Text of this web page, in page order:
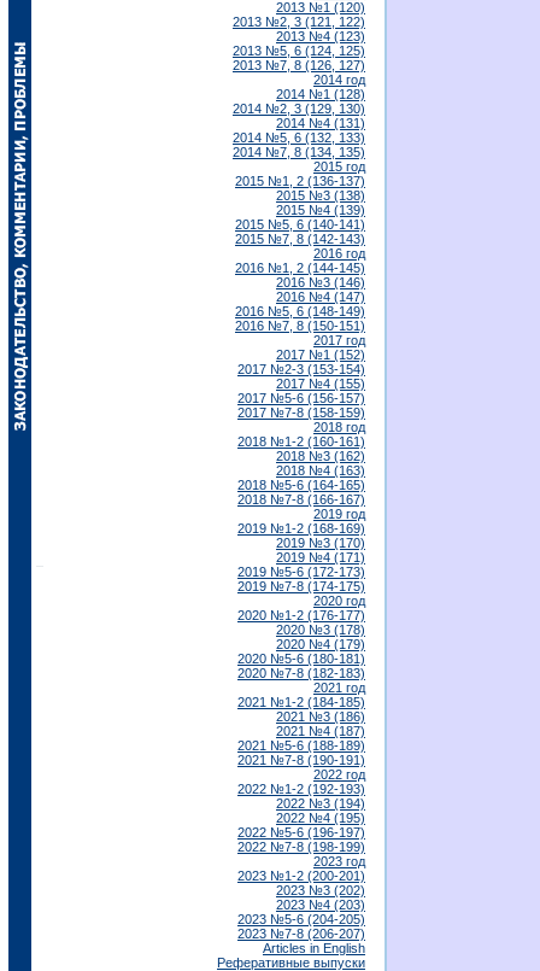
2013 №1 (120)
2013 №2, 3 (121, 122)
2013 №4 (123)
2013 №5, 6 (124, 125)
2013 №7, 8 (126, 127)
2014 год
2014 №1 (128)
2014 №2, 3 (129, 130)
2014 №4 (131)
2014 №5, 6 (132, 133)
2014 №7, 8 (134, 135)
2015 год
2015 №1, 2 (136-137)
2015 №3 (138)
2015 №4 (139)
2015 №5, 6 (140-141)
2015 №7, 8 (142-143)
2016 год
2016 №1, 2 (144-145)
2016 №3 (146)
2016 №4 (147)
2016 №5, 6 (148-149)
2016 №7, 8 (150-151)
2017 год
2017 №1 (152)
2017 №2-3 (153-154)
2017 №4 (155)
2017 №5-6 (156-157)
2017 №7-8 (158-159)
2018 год
2018 №1-2 (160-161)
2018 №3 (162)
2018 №4 (163)
2018 №5-6 (164-165)
2018 №7-8 (166-167)
2019 год
2019 №1-2 (168-169)
2019 №3 (170)
2019 №4 (171)
2019 №5-6 (172-173)
2019 №7-8 (174-175)
2020 год
2020 №1-2 (176-177)
2020 №3 (178)
2020 №4 (179)
2020 №5-6 (180-181)
2020 №7-8 (182-183)
2021 год
2021 №1-2 (184-185)
2021 №3 (186)
2021 №4 (187)
2021 №5-6 (188-189)
2021 №7-8 (190-191)
2022 год
2022 №1-2 (192-193)
2022 №3 (194)
2022 №4 (195)
2022 №5-6 (196-197)
2022 №7-8 (198-199)
2023 год
2023 №1-2 (200-201)
2023 №3 (202)
2023 №4 (203)
2023 №5-6 (204-205)
2023 №7-8 (206-207)
Articles in English
Реферативные выпуски